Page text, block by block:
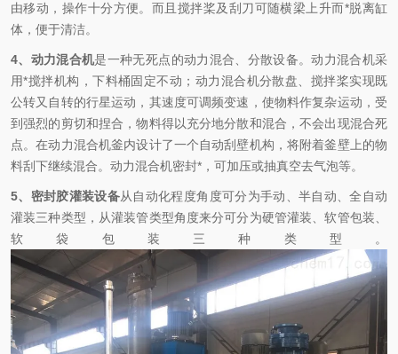
由移动，操作十分方便。而且搅拌桨及刮刀可随横梁上升而*脱离缸
体，便于清洁。
4、 动力混合机是一种无死点的动力混合、分散设备。动力混合机采
用*搅拌机构，下料桶固定不动；动力混合机分散盘、搅拌桨实现既
公转又自转的行星运动，其速度可调频变速，使物料作复杂运动，受
到强烈的剪切和捏合，物料得以充分地分散和混合，不会出现混合死
点。在动力混合机釜内设计了一个自动刮壁机构，将附着釜壁上的物
料刮下继续混合。动力混合机密封*，可加压或抽真空去气泡等。
5、密封胶灌装设备从自动化程度角度可分为手动、半自动、全自动
灌装三种类型，从灌装管类型角度来分可分为硬管灌装、软管包装、
软袋包装三种类型。